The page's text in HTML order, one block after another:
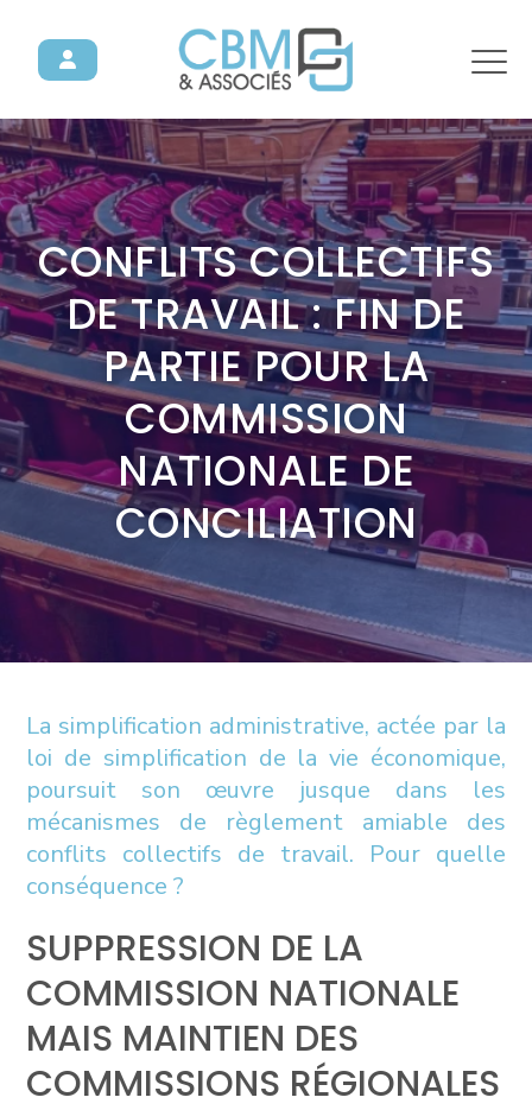
CONFLITS COLLECTIFS
DE TRAVAIL : FIN DE
PARTIE POUR LA
COMMISSION
NATIONALE DE
CONCILIATION
La simplification administrative, actée par la
loi de simplification de la vie économique,
poursuit son œuvre jusque dans les
mécanismes de règlement amiable des
conflits collectifs de travail. Pour quelle
conséquence ?
SUPPRESSION DE LA
COMMISSION NATIONALE
MAIS MAINTIEN DES
COMMISSIONS RÉGIONALES